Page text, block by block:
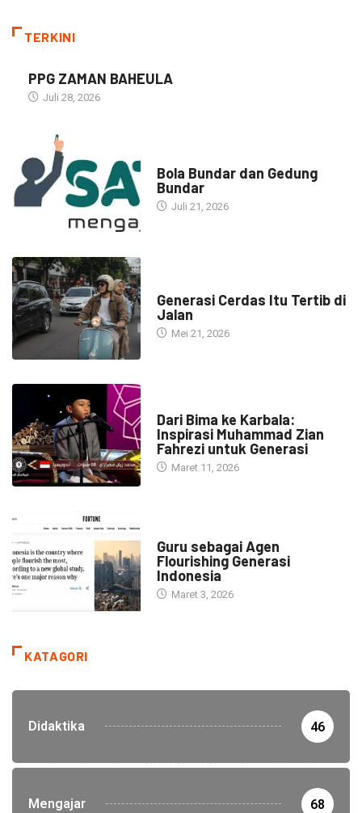
TERKINI
PPG ZAMAN BAHEULA
Juli 28, 2026
Bola Bundar dan Gedung
Bundar
Juli 21, 2026
Generasi Cerdas Itu Tertib di
Jalan
Mei 21, 2026
Dari Bima ke Karbala:
Inspirasi Muhammad Zian
Fahrezi untuk Generasi
Maret 11, 2026
Guru sebagai Agen
Flourishing Generasi
Indonesia
Maret 3, 2026
KATAGORI
Didaktika 46
Mengajar 68